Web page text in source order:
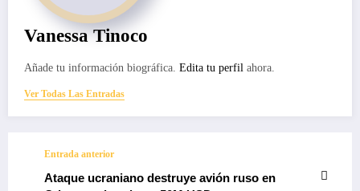
Vanessa Tinoco
Añade tu información biográfica. Edita tu perfil ahora.
Ver Todas Las Entradas
Entrada anterior
Ataque ucraniano destruye avión ruso en